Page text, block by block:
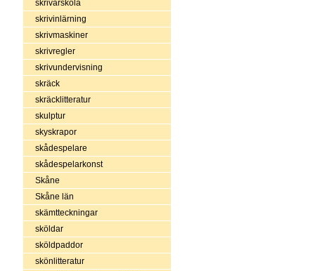
skrivarskola
skrivinlärning
skrivmaskiner
skrivregler
skrivundervisning
skräck
skräcklitteratur
skulptur
skyskrapor
skådespelare
skådespelarkonst
Skåne
Skåne län
skämtteckningar
sköldar
sköldpaddor
skönlitteratur